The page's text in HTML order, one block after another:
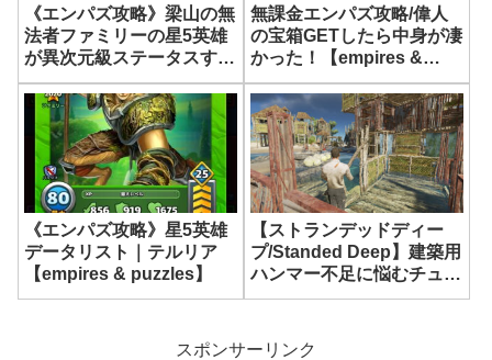
《エンパズ攻略》梁山の無
法者ファミリーの星5英雄
が異次元級ステータスすぎ
る件…【empires &
puzzles】
無課金エンパズ攻略/偉人
の宝箱GETしたら中身が凄
かった！【empires &
puzzles】
《エンパズ攻略》星5英雄
データリスト｜テルリア
【empires & puzzles】
【ストランデッドディー
プ/Standed Deep】建築用
ハンマー不足に悩むチュー
トリアル島【176日目】
スポンサーリンク